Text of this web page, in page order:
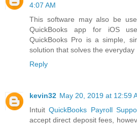
4:07 AM
This software may also be
QuickBooks app for iOS
QuickBooks Pro is a simple,
solution that solves the everyday
Reply
kevin32 May 20, 2019 at 12:59
IntuitQuickBooks Payroll
accept direct deposit fees,